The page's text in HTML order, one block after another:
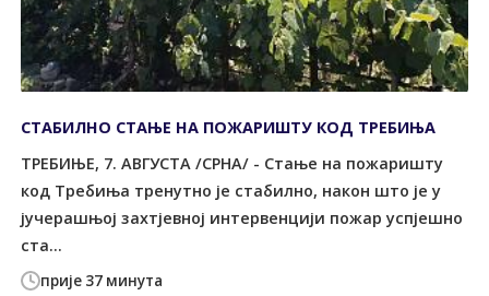
прије 37 минута
СТАБИЛНО СТАЊЕ НА ПОЖАРИШТУ КОД ТРЕБИЊА
TРЕБИЊЕ, 7. АВГУСTА /СРНА/ - Стање на пожаришту
код Tребиња тренутно је стабилно, након што је у
јучерашњој захтјевној интервенцији пожар успјешно
ста...